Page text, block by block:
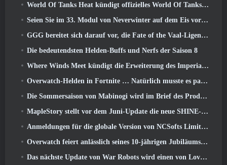
World Of Tanks Heat kündigt offizielles World Of Tanks an: HEAT-Startdatum
Seien Sie im 33. Modul von Neverwinter auf dem Eis vorsichtig, Beißende Kälte
GGG bereitet sich darauf vor, die Fate of the Vaal-Ligen von Path of Exile 2 vor der Veröffentlichung von Return Of The Ancients zu verschieben
Die bedeutendsten Helden-Buffs und Nerfs der Saison 8
Where Winds Meet kündigt die Erweiterung des Imperial Palace an und teilt eine „massive“ Content-Roadmap mit
Overwatch-Helden in Fortnite … Natürlich musste es passieren
Die Sommersaison von Mabinogi wird im Brief des Produzenten enthüllt
MapleStory stellt vor dem Juni-Update die neue SHINE-Klasse vor
Anmeldungen für die globale Version von NCSofts Limit Zero Breakers „Prologue Test“ sind im Gange
Overwatch feiert anlässlich seines 10-jährigen Jubiläums „Ein Jahrzehnt der Helden“.
Das nächste Update von War Robots wird einen von Lovecraft inspirierten Scharfschützen vorstellen